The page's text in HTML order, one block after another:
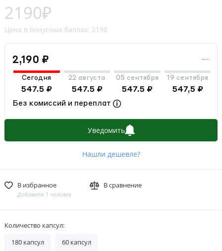
2190₽
Цена в бонусных баллах: 2190
2,190 ₽
Сегодня
547.5 ₽
22 августа
547.5 ₽
05 сентября
547.5 ₽
19 сентября
547,5 ₽
Без комиссий и переплат
Уведомить
Нашли дешевле?
В избранное
Добавили 1 человек
В сравнение
Количество капсул:
180 капсул 60 капсул